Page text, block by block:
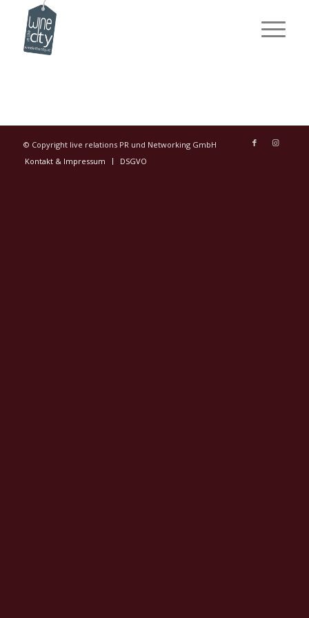
© Copyright live relations PR und Networking GmbH
Kontakt & Impressum
DSGVO